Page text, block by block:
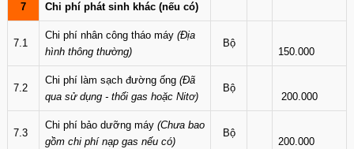
7 Chi phí phát sinh khác (nếu có)
7.1
Chi phí nhân công tháo máy (Địa
hình thông thường)
Bộ
150.000
7.2
Chi phí làm sạch đường ống (Đã
qua sử dụng - thổi gas hoặc Nitơ)
Bộ
200.000
7.3
Chi phí bảo dưỡng máy (Chưa bao
gồm chi phí nạp gas nếu có)
Bộ
200.000